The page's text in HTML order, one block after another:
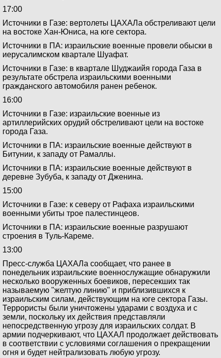
17:00
Источники в Газе: вертолеты ЦАХАЛа обстреливают цели
на востоке Хан-Юниса, на юге сектора.
Источники в ПА: израильские военные провели обыски в
иерусалимском квартале Шуафат.
Источники в Газе: в квартале Шуджаийя города Газа в
результате обстрела израильскими военными
гражданского автомобиля ранен ребенок.
16:00
Источники в Газе: израильские военные из
артиллерийских орудий обстреливают цели на востоке
города Газа.
Источники в ПА: израильские военные действуют в
Битунии, к западу от Рамаллы.
Источники в ПА: израильские военные действуют в
деревне Зубуба, к западу от Дженина.
15:00
Источники в Газе: к северу от Рафаха израильскими
военными убиты трое палестинцеов.
Источники в ПА: израильские военные разрушают
строения в Туль-Кареме.
13:00
Пресс-служба ЦАХАЛа сообщает, что ранее в
понедельник израильские военнослужащие обнаружили
несколько вооруженных боевиков, пересекших так
называемую "желтую линию" и приблизившихся к
израильским силам, действующим на юге сектора Газы.
Террористы были уничтожены ударами с воздуха и с
земли, поскольку их действия представляли
непосредственную угрозу для израильских солдат. В
армии подчеркивают, что ЦАХАЛ продолжает действовать
в соответствии с условиями соглашения о прекращении
огня и будет нейтрализовать любую угрозу.